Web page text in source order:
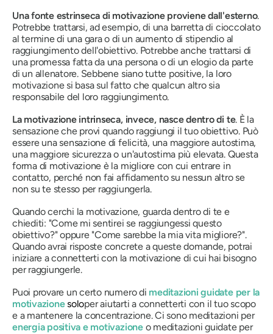
Una fonte estrinseca di motivazione proviene dall'esterno.
Potrebbe trattarsi, ad esempio, di una barretta di cioccolato
al termine di una gara o di un aumento di stipendio al
raggiungimento dell'obiettivo. Potrebbe anche trattarsi di
una promessa fatta da una persona o di un elogio da parte
di un allenatore. Sebbene siano tutte positive, la loro
motivazione si basa sul fatto che qualcun altro sia
responsabile del loro raggiungimento.
La motivazione intrinseca, invece, nasce dentro di te. È la
sensazione che provi quando raggiungi il tuo obiettivo. Può
essere una sensazione di felicità, una maggiore autostima,
una maggiore sicurezza o un'autostima più elevata. Questa
forma di motivazione è la migliore con cui entrare in
contatto, perché non fai affidamento su nessun altro se
non su te stesso per raggiungerla.
Quando cerchi la motivazione, guarda dentro di te e
chiediti: "Come mi sentirei se raggiungessi questo
obiettivo?" oppure "Come sarebbe la mia vita migliore?".
Quando avrai risposte concrete a queste domande, potrai
iniziare a connetterti con la motivazione di cui hai bisogno
per raggiungerle.
Puoi provare un certo numero di meditazioni guidate per la
motivazionesoloper aiutarti a connetterti con il tuo scopo
e a mantenere la concentrazione. Ci sono meditazioni per
energia positiva e motivazioneo meditazioni guidate per